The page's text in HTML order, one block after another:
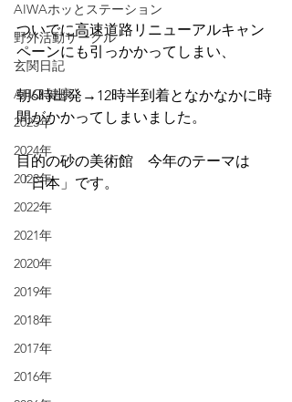
AIWAホッとステーション
野外活動サークル
玄関日記
AHO 健康
2025年
2024年
2023年
2022年
2021年
2020年
2019年
2018年
2017年
2016年
ついでに高速道路リニューアルキャン
ペーンにも引っかかってしまい、
朝6時出発→12時半到着となかなかに時
間がかかってしまいました。
目的の砂の美術館　今年のテーマは
「日本」です。